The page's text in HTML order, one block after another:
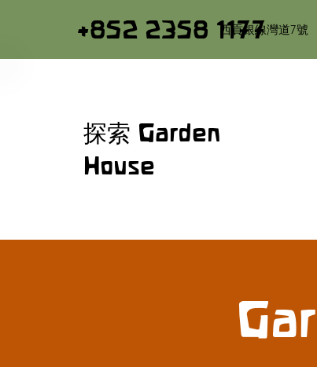
探索 Garden
House
+852 2358 1177
西貢銀線灣道7號